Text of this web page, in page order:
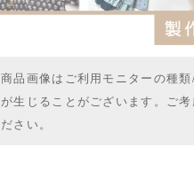
商品画像はご利用モニターの種
が生じることがございます。ご
ださい。